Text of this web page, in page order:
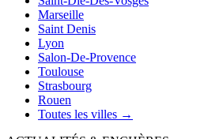
Marseille
Saint Denis
Lyon
Salon-De-Provence
Toulouse
Strasbourg
Rouen
Toutes les villes →